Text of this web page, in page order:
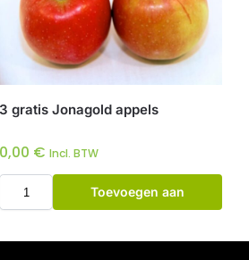
3 gratis Jonagold appels
0,00 € Incl. BTW
Toevoegen aan